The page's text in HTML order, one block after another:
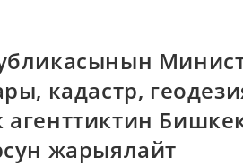
кадастр,
агенттиктин
жарыялайт